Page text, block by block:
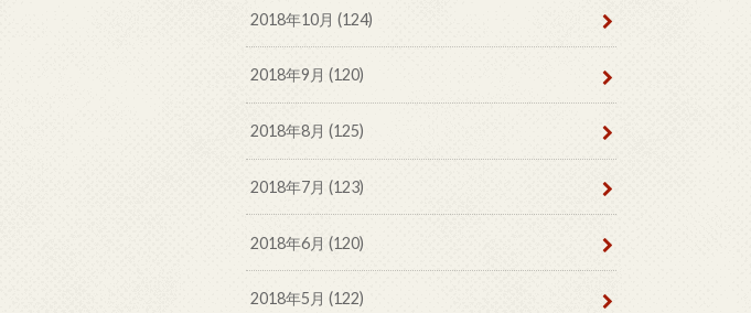
2018年10月 (124)
2018年9月 (120)
2018年8月 (125)
2018年7月 (123)
2018年6月 (120)
2018年5月 (122)